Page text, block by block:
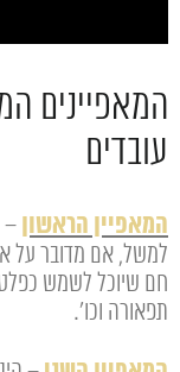
המאפיינים
עובדים
המאפיין הראשון –
למשל, אם מדובר על
חם שיוכל לשמש
תפאורה וכו'.